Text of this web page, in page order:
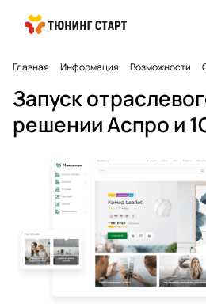
Главная Информация Возможности
Запуск
решении Аспро и